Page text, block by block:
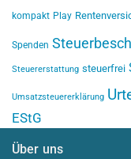
kompakt Play
Spenden
Steuererstattung steuerfrei
Umsatzsteuererklärung
EStG
Über uns